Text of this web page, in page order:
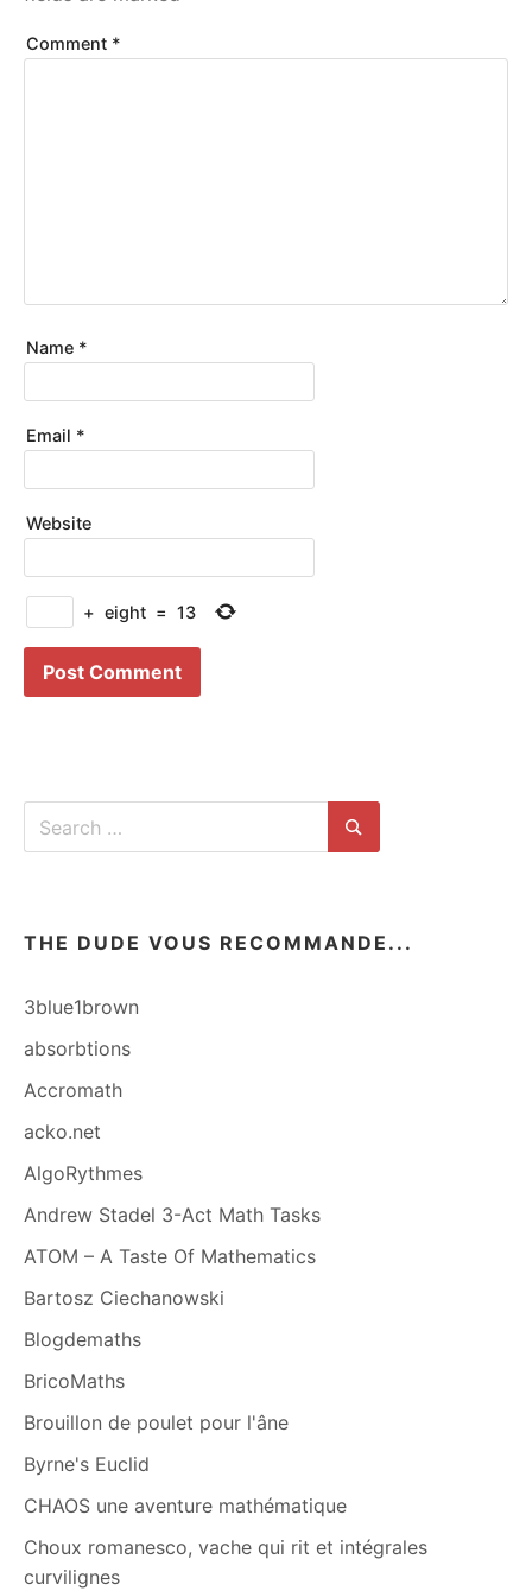
Comment *
Name *
Email *
Website
+ eight = 13
Search
for:
Search
THE DUDE VOUS RECOMMANDE...
3blue1brown
absorbtions
Accromath
acko.net
AlgoRythmes
Andrew Stadel 3-Act Math Tasks
ATOM – A Taste Of Mathematics
Bartosz Ciechanowski
Blogdemaths
BricoMaths
Brouillon de poulet pour l'âne
Byrne's Euclid
CHAOS une aventure mathématique
Choux romanesco, vache qui rit et intégrales
curvilignes